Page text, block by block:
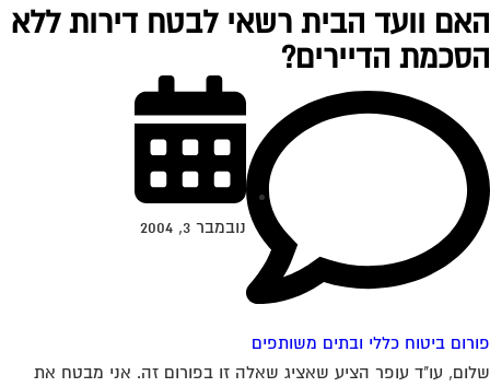
וועד הבית רשאי לבטח דירות ללא
הדיירים?
ביטוח כללי ובתים משותפים
נובמבר 3, 2004
עו"ד עופר הציע שאציג שאלה זו בפורום זה. אני מבטח את